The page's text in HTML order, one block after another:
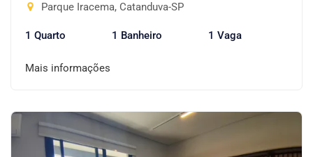
Parque Iracema, Catanduva-SP
1 Quarto 1 Banheiro 1 Vaga
Mais informações